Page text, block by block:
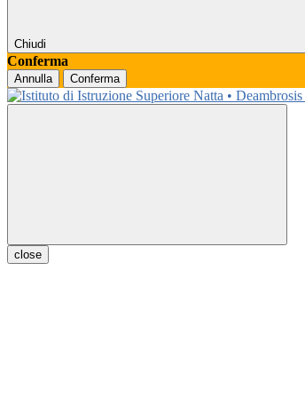
Chiudi
Conferma
Annulla Conferma
close